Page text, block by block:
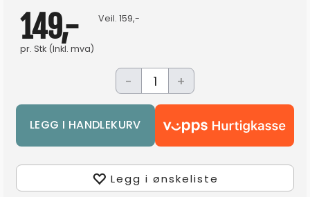
149,-
pr. Stk (Inkl. mva)
Veil. 159,-
- +
Legg i ønskeliste